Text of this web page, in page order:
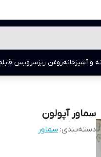
و آشپزخانهروغن ریزسرویس
سماور آپولون
دسته‌بندی: سماور